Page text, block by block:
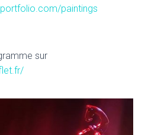
paintings
sur